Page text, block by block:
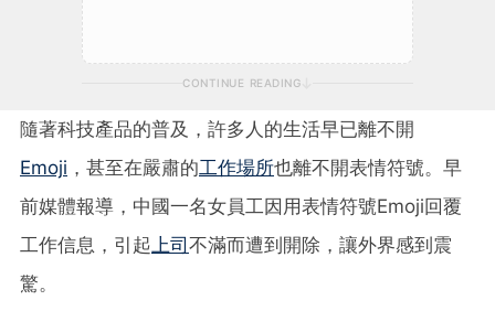
CONTINUE READING
隨著科技產品的普及，許多人的生活早已離不開
Emoji ，甚至在嚴肅的工作場所也離不開表情符號。早
前媒體報導，中國一名女員工因用表情符號Emoji回覆
工作信息，引起 上司不滿而遭到開除，讓外界感到震
驚。